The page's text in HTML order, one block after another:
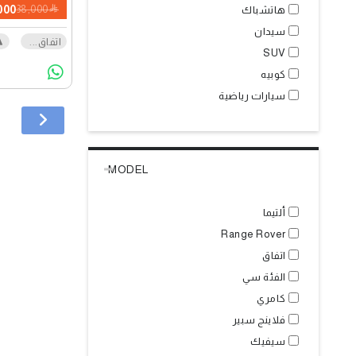
هاتشباك
سيدان
SUV
كوبيه
سيارات رياضية
MODEL
ألتيما
Range Rover
اتفاق
الفئة سي
كامري
فلاينج سبير
سيفيك
38,000
اتفاق